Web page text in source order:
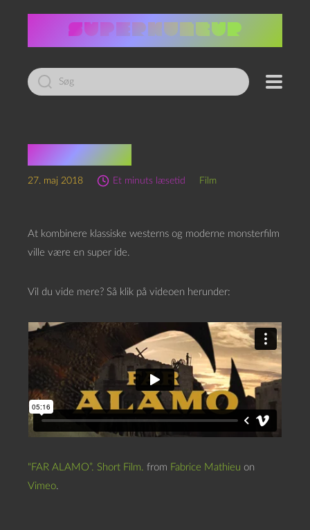
Led
efter:
Far Alamo
27. maj 2018 Et minuts læsetid Film
At kombinere klassiske westerns og moderne monsterfilm
ville være en super ide.
Vil du vide mere? Så klik på videoen herunder:
“FAR ALAMO”. Short Film. from Fabrice Mathieu on
Vimeo.